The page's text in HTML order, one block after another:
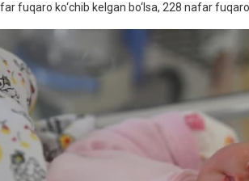
fuqaro ko‘chib kelgan bo‘lsa, 228 nafar